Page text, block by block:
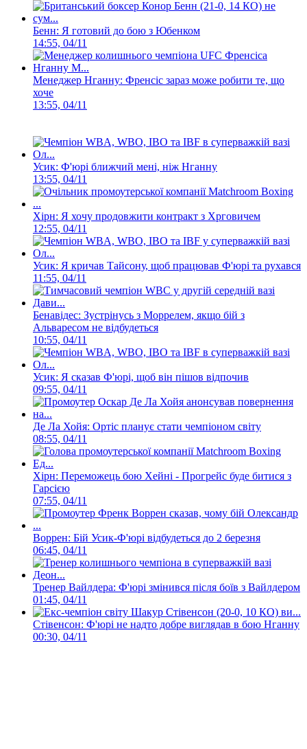
Бенн: Я готовий до бою з Юбенком
14:55, 04/11
Менеджер Нганну: Френсіс зараз може робити те, що
хоче
13:55, 04/11
Усик: Ф'юрі ближчий мені, ніж Нганну
13:55, 04/11
Хірн: Я хочу продовжити контракт з Хрговичем
12:55, 04/11
Усик: Я кричав Тайсону, щоб працював Ф'юрі та рухався
11:55, 04/11
Бенавідес: Зустрінусь з Моррелем, якщо бій з
Альваресом не відбудеться
10:55, 04/11
Усик: Я сказав Ф'юрі, щоб він пішов відпочив
09:55, 04/11
Де Ла Хойя: Ортіс планує стати чемпіоном світу
08:55, 04/11
Хірн: Переможець бою Хейні - Прогрейс буде битися з
Гарсією
07:55, 04/11
Воррен: Бій Усик-Ф'юрі відбудеться до 2 березня
06:45, 04/11
Тренер Вайлдера: Ф'юрі змінився після боїв з Вайлдером
01:45, 04/11
Стівенсон: Ф'юрі не надто добре виглядав в бою Нганну
00:30, 04/11